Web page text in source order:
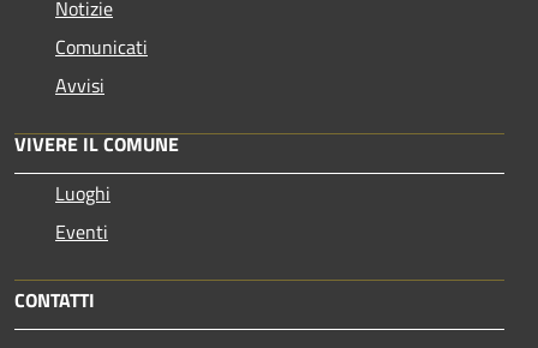
Notizie
Comunicati
Avvisi
VIVERE IL COMUNE
Luoghi
Eventi
CONTATTI